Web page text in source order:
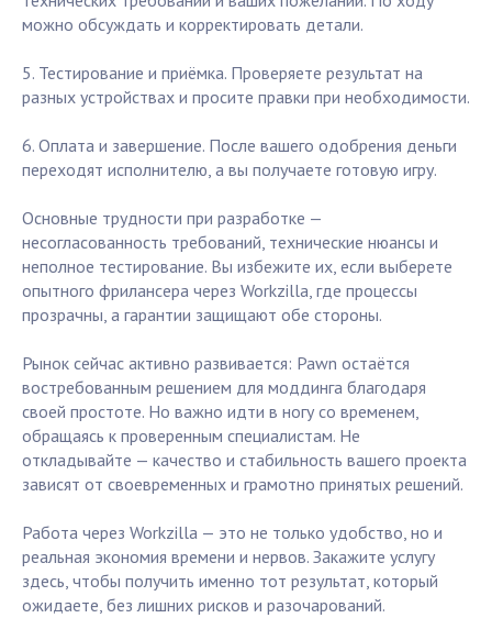
можно обсуждать и корректировать детали.
5. Тестирование и приёмка. Проверяете результат на
разных устройствах и просите правки при необходимости.
6. Оплата и завершение. После вашего одобрения деньги
переходят исполнителю, а вы получаете готовую игру.
Основные трудности при разработке —
несогласованность требований, технические нюансы и
неполное тестирование. Вы избежите их, если выберете
опытного фрилансера через Workzilla, где процессы
прозрачны, а гарантии защищают обе стороны.
Рынок сейчас активно развивается: Pawn остаётся
востребованным решением для моддинга благодаря
своей простоте. Но важно идти в ногу со временем,
обращаясь к проверенным специалистам. Не
откладывайте — качество и стабильность вашего проекта
зависят от своевременных и грамотно принятых решений.
Работа через Workzilla — это не только удобство, но и
реальная экономия времени и нервов. Закажите услугу
здесь, чтобы получить именно тот результат, который
ожидаете, без лишних рисков и разочарований.